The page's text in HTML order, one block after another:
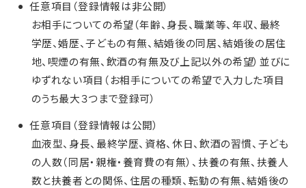
任意項目（登録情報は非公開）
お相手についての希望（年齢、身長、職業等、年収、最終
学歴、婚歴、子どもの有無、結婚後の同居、結婚後の居住
地、喫煙の有無、飲酒の有無及び上記以外の希望）並びに
ゆずれない項目（お相手についての希望で入力した項目
のうち最大３つまで登録可）
任意項目（登録情報は公開）
血液型、身長、最終学歴、資格、休日、飲酒の習慣、子ども
の人数（同居・親権・養育費の有無）、扶養の有無、扶養人
数と扶養者との関係、住居の種類、転勤の有無、結婚後の